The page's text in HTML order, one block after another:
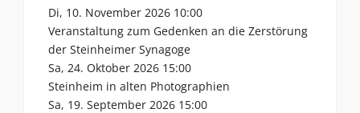
Di, 10. November 2026 10:00
Veranstaltung zum Gedenken an die Zerstörung
der Steinheimer Synagoge
Sa, 24. Oktober 2026 15:00
Steinheim in alten Photographien
Sa, 19. September 2026 15:00